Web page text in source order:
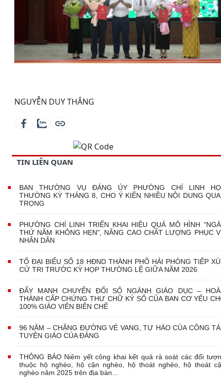
NGUYỄN DUY THẮNG
TIN LIÊN QUAN
BAN THƯỜNG VỤ ĐẢNG ỦY PHƯỜNG CHÍ LINH
THƯỜNG KỲ THÁNG 8, CHO Ý KIẾN NHIỀU NỘI DUNG
TRỌNG
PHƯỜNG CHÍ LINH TRIỂN KHAI HIỆU QUẢ MÔ HÌNH
THỨ NĂM KHÔNG HẸN", NÂNG CAO CHẤT LƯỢNG PHỤC
NHÂN DÂN
TỔ ĐẠI BIỂU SỐ 18 HĐND THÀNH PHỐ HẢI PHÒNG TIẾP
CỬ TRI TRƯỚC KỲ HỌP THƯỜNG LỆ GIỮA NĂM 2026
ĐẨY MẠNH CHUYỂN ĐỔI SỐ NGÀNH GIÁO DỤC –
THÀNH CẤP CHỨNG THƯ CHỮ KÝ SỐ CỦA BAN CƠ YẾU
100% GIÁO VIÊN BIÊN CHẾ
96 NĂM – CHẶNG ĐƯỜNG VẺ VANG, TỰ HÀO CỦA CÔNG
TUYÊN GIÁO CỦA ĐẢNG
THÔNG BÁO Niêm yết công khai kết quả rà soát các đối
thuộc hộ nghèo, hộ cận nghèo, hộ thoát nghèo, hộ thoát
nghèo năm 2025 trên địa bàn...